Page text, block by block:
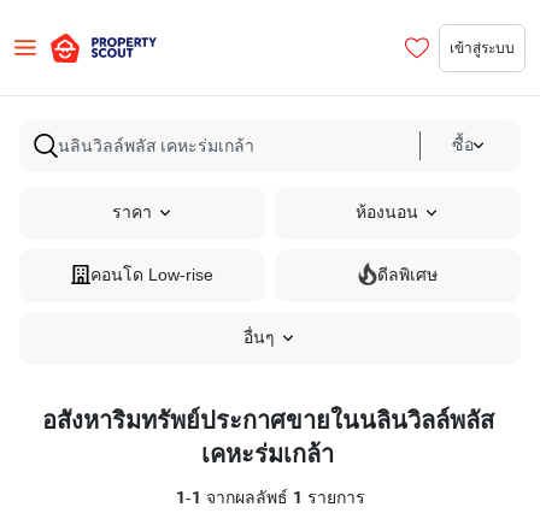
เข้าสู่ระบบ
ซื้อ
ราคา ห้องนอน
คอนโด Low-rise ดีลพิเศษ
อื่นๆ
อสังหาริมทรัพย์ประกาศขายในนลินวิลล์พลัส
เคหะร่มเกล้า
1-1 จากผลลัพธ์ 1 รายการ